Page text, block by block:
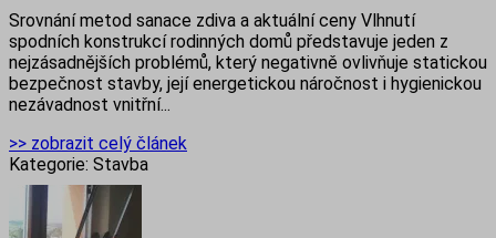
Srovnání metod sanace zdiva a aktuální ceny Vlhnutí
spodních konstrukcí rodinných domů představuje jeden z
nejzásadnějších problémů, který negativně ovlivňuje statickou
bezpečnost stavby, její energetickou náročnost i hygienickou
nezávadnost vnitřní...
>> zobrazit celý článek
Kategorie: Stavba